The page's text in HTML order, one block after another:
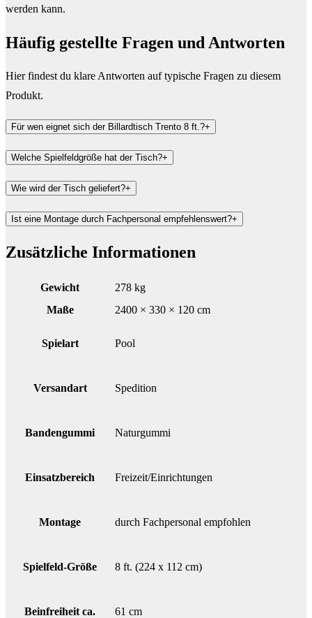
werden kann.
Häufig gestellte Fragen und Antworten
Hier findest du klare Antworten auf typische Fragen zu diesem
Produkt.
Für wen eignet sich der Billardtisch Trento 8 ft.?+
Welche Spielfeldgröße hat der Tisch?+
Wie wird der Tisch geliefert?+
Ist eine Montage durch Fachpersonal empfehlenswert?+
Zusätzliche Informationen
Gewicht
278 kg
Maße
2400 × 330 × 120 cm
Spielart Pool
Versandart Spedition
Bandengummi Naturgummi
Einsatzbereich Freizeit/Einrichtungen
Montage durch Fachpersonal empfohlen
Spielfeld-Größe 8 ft. (224 x 112 cm)
Beinfreiheit ca. 61 cm